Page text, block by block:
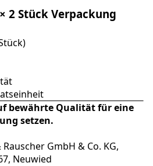
2 Stück Verpackung
bewährte Qualität für eine
setzen.
GmbH & Co. KG,
Neuwied